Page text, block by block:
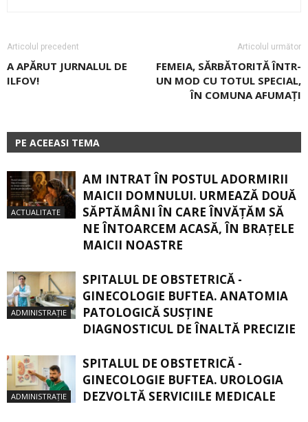
Articolul precedent
A APĂRUT JURNALUL DE
ILFOV!
Articolul următor
FEMEIA, SĂRBĂTORITĂ ÎNTR-
UN MOD CU TOTUL SPECIAL,
ÎN COMUNA AFUMAŢI
PE ACEEASI TEMA
ACTUALITATE
AM INTRAT ÎN POSTUL ADORMIRII
MAICII DOMNULUI. URMEAZĂ DOUĂ
SĂPTĂMÂNI ÎN CARE ÎNVĂŢĂM SĂ
NE ÎNTOARCEM ACASĂ, ÎN BRAŢELE
MAICII NOASTRE
ADMINISTRAȚIE
SPITALUL DE OBSTETRICĂ -
GINECOLOGIE BUFTEA. ANATOMIA
PATOLOGICĂ SUSŢINE
DIAGNOSTICUL DE ÎNALTĂ PRECIZIE
ADMINISTRAȚIE
SPITALUL DE OBSTETRICĂ -
GINECOLOGIE BUFTEA. UROLOGIA
DEZVOLTĂ SERVICIILE MEDICALE